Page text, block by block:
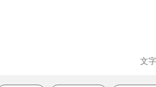
文